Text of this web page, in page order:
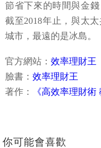
節省下來的時間與金
截至2018年止，與太
城市，最遠的是冰島。
官方網站： 效率理財王
臉書： 效率理財王
著作：
《高效率理財術
你可能會喜歡